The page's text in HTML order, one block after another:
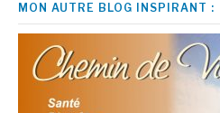
MON AUTRE BLOG INSPIRANT :